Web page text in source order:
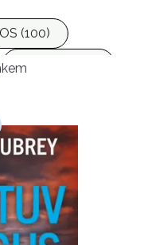
(100)
Ajakirjad (17)
(294)
(229)
(1775)